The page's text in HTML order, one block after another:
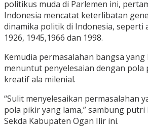
politikus muda di Parlemen ini,
Indonesia mencatat keterlibatan
dinamika politik di Indonesia, seperti
1926, 1945,1966 dan 1998.
Kemudia permasalahan bangsa yang
menuntut penyelesaian dengan pola
kreatif ala milenial.
“Sulit menyelesaikan permasalahan
pola pikir yang lama,” sambung putri
Sekda Kabupaten Ogan Ilir ini.